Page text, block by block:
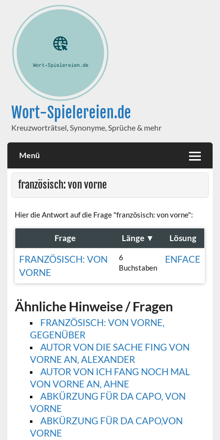
Wort-Spielereien.de
Kreuzworträtsel, Synonyme, Sprüche & mehr
Menü
französisch: von vorne
Hier die Antwort auf die Frage "französisch: von vorne":
Frage Länge ▼ Lösung
FRANZÖSISCH: VON
VORNE
6
Buchstaben
ENFACE
Ähnliche Hinweise / Fragen
FRANZÖSISCH: VON VORNE,
GEGENÜBER
AUTOR VON DIE SACHE FING VON
VORNE AN, ALEXANDER
AUTOR VON ICH FANG NOCH MAL
VON VORNE AN, AHNE
ABKÜRZUNG FÜR DA CAPO, VON
VORNE
ABKÜRZUNG FÜR DA CAPO,VON
VORNE